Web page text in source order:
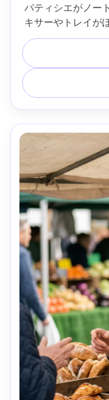
パティシエがノー
キサーやトレイが
トリップソフトボ
上構図、クリーン